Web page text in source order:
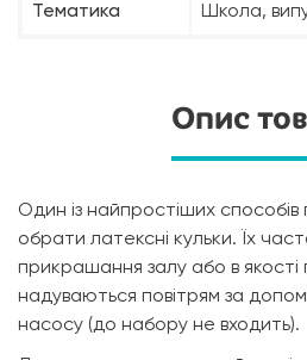
Тематика Школа,
Опис
Один із найпростіших
обрати латексні кульки. Їх
прикрашання залу або в якості
надуваються повітрям за
насосу (до набору не входить).